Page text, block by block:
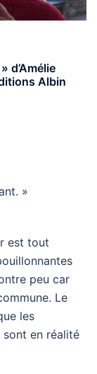
d’Amélie
Albin
»
est tout
peu car
Le
les
sont en réalité